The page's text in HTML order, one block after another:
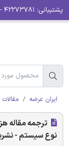
پشتیبانی:
ایران عرضه
ترجمه مقاله
نوع سیستم -